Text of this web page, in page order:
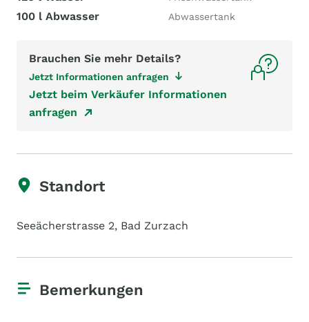
100 l Abwasser Abwassertank
Brauchen Sie mehr Details?
Jetzt Informationen anfragen
Jetzt beim Verkäufer Informationen
anfragen
Standort
Seeächerstrasse 2, Bad Zurzach
Bemerkungen